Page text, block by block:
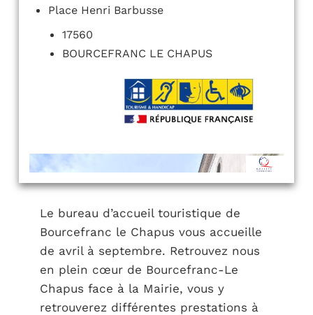
Place Henri Barbusse
17560
BOURCEFRANC LE CHAPUS
Le bureau d’accueil touristique de
Bourcefranc le Chapus vous accueille
de avril à septembre. Retrouvez nous
en plein cœur de Bourcefranc-Le
Chapus face à la Mairie, vous y
retrouverez différentes prestations à